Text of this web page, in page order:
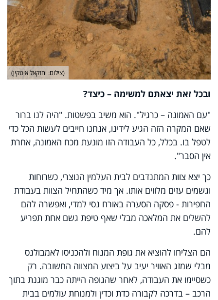
(צילום: יחזקאל איטקין)
ובכל זאת יצאתם למשימה – כיצד?
"עם האמונה – כרגיל". הוא משיב בפשטות. "היה לנו ברור
שאם המקרה הזה הגיע לידינו, אנחנו חייבים לעשות הכל כדי
לטפל בו. בכלל, כל העבודה הזו מונעת מכח האמונה, אחרת
אין הסבר".
כך יצא צוות המתנדבים לבית העלמין הנוצרי, כשרוחות
וגשמים עזים מלווים אותו. אך מיד כשהתחיל הצוות בעבודת
החפירות - פסקה הסערה באורח נסי למדי, ואפשרה להם
להשלים את המלאכה מבלי שאף טיפת גשם אחת תפריע
להם.
הם הצליחו להוציא את גופת המנוח ולהכניסו לאמבולנס
מבלי שמזג האוויר יעיב על ביצוע המצווה החשובה. רק
כשסיימו את העבודה, לאחר שהגופה הייתה כבר מוגנת בתוך
הרכב – בדרכה לקבורה כדת וכדין ולמנוחת עולמים בבית